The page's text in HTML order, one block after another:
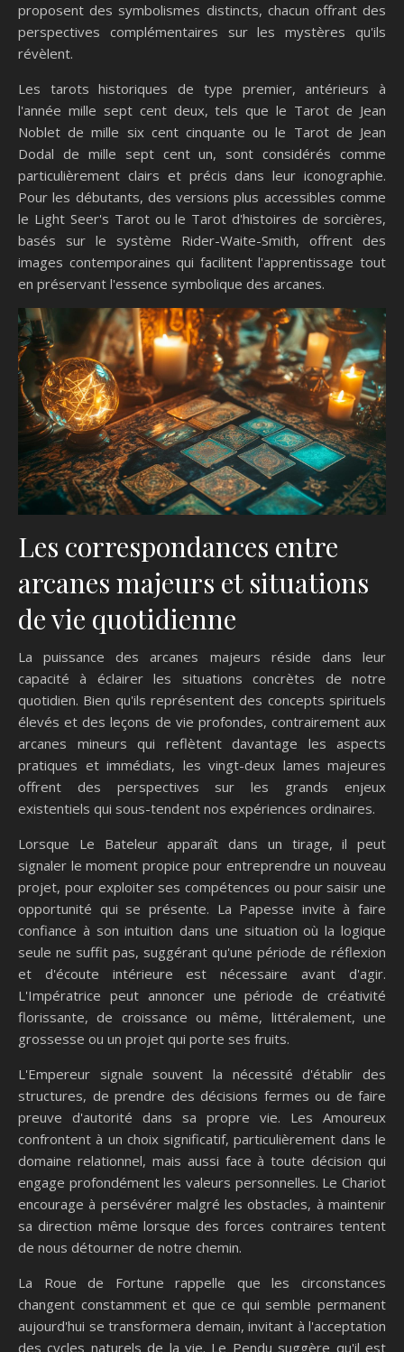
proposent des symbolismes distincts, chacun offrant des
perspectives complémentaires sur les mystères qu'ils
révèlent.
Les tarots historiques de type premier, antérieurs à
l'année mille sept cent deux, tels que le Tarot de Jean
Noblet de mille six cent cinquante ou le Tarot de Jean
Dodal de mille sept cent un, sont considérés comme
particulièrement clairs et précis dans leur iconographie.
Pour les débutants, des versions plus accessibles comme
le Light Seer's Tarot ou le Tarot d'histoires de sorcières,
basés sur le système Rider-Waite-Smith, offrent des
images contemporaines qui facilitent l'apprentissage tout
en préservant l'essence symbolique des arcanes.
Les correspondances entre
arcanes majeurs et situations
de vie quotidienne
La puissance des arcanes majeurs réside dans leur
capacité à éclairer les situations concrètes de notre
quotidien. Bien qu'ils représentent des concepts spirituels
élevés et des leçons de vie profondes, contrairement aux
arcanes mineurs qui reflètent davantage les aspects
pratiques et immédiats, les vingt-deux lames majeures
offrent des perspectives sur les grands enjeux
existentiels qui sous-tendent nos expériences ordinaires.
Lorsque Le Bateleur apparaît dans un tirage, il peut
signaler le moment propice pour entreprendre un nouveau
projet, pour exploiter ses compétences ou pour saisir une
opportunité qui se présente. La Papesse invite à faire
confiance à son intuition dans une situation où la logique
seule ne suffit pas, suggérant qu'une période de réflexion
et d'écoute intérieure est nécessaire avant d'agir.
L'Impératrice peut annoncer une période de créativité
florissante, de croissance ou même, littéralement, une
grossesse ou un projet qui porte ses fruits.
L'Empereur signale souvent la nécessité d'établir des
structures, de prendre des décisions fermes ou de faire
preuve d'autorité dans sa propre vie. Les Amoureux
confrontent à un choix significatif, particulièrement dans le
domaine relationnel, mais aussi face à toute décision qui
engage profondément les valeurs personnelles. Le Chariot
encourage à persévérer malgré les obstacles, à maintenir
sa direction même lorsque des forces contraires tentent
de nous détourner de notre chemin.
La Roue de Fortune rappelle que les circonstances
changent constamment et que ce qui semble permanent
aujourd'hui se transformera demain, invitant à l'acceptation
des cycles naturels de la vie. Le Pendu suggère qu'il est